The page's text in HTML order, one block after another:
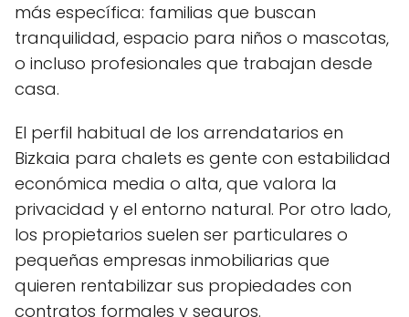
más específica: familias que buscan
tranquilidad, espacio para niños o mascotas,
o incluso profesionales que trabajan desde
casa.
El perfil habitual de los arrendatarios en
Bizkaia para chalets es gente con estabilidad
económica media o alta, que valora la
privacidad y el entorno natural. Por otro lado,
los propietarios suelen ser particulares o
pequeñas empresas inmobiliarias que
quieren rentabilizar sus propiedades con
contratos formales y seguros.